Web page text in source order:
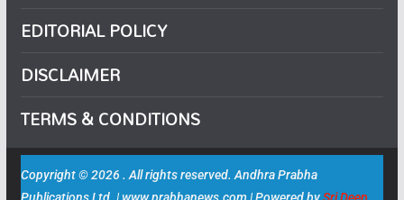
EDITORIAL POLICY
DISCLAIMER
TERMS & CONDITIONS
Copyright © 2026 . All rights reserved. Andhra Prabha